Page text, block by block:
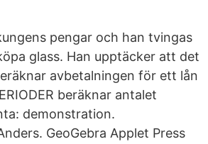
pengar och han tvingas
glass. Han upptäcker att det
avbetalningen för ett lån
beräknar antalet
demonstration.
GeoGebra Applet Press